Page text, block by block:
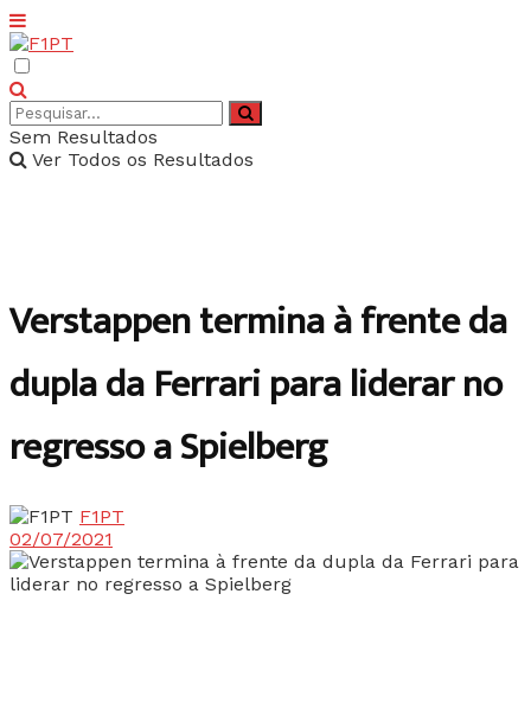
Sem Resultados
Ver Todos os Resultados
Verstappen termina à frente da
dupla da Ferrari para liderar no
regresso a Spielberg
F1PT
02/07/2021